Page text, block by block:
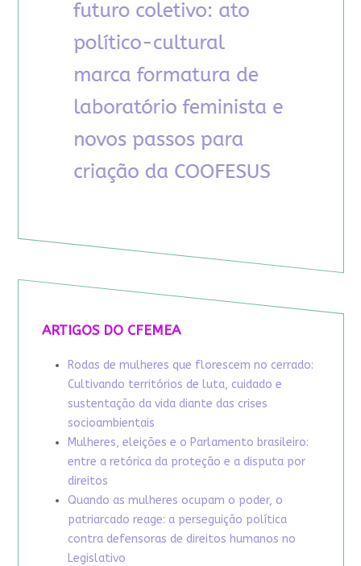
ARTIGOS DO CFEMEA
Rodas de mulheres que florescem no cerrado:
Cultivando territórios de luta, cuidado e
sustentação da vida diante das crises
socioambientais
Mulheres, eleições e o Parlamento brasileiro:
entre a retórica da proteção e a disputa por
direitos
Quando as mulheres ocupam o poder, o
patriarcado reage: a perseguição política
contra defensoras de direitos humanos no
Legislativo